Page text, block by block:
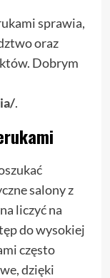
sprawia,
oraz
Dobrym
.
salony z
liczyć na
do wysokiej
często
dzięki